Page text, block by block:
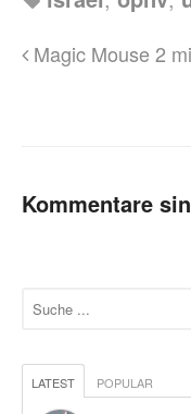
Magic Mouse 2
Kommentare
LATEST POPULAR